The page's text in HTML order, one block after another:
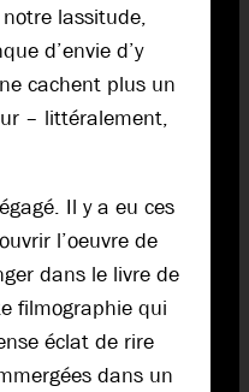
lassitude,
d’envie d’y
cachent plus un
– littéralement,
Il y a eu ces
l’oeuvre de
dans le livre de
filmographie qui
éclat de rire
dans un